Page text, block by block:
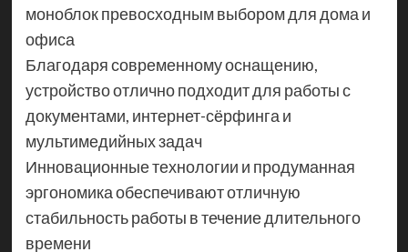
моноблок превосходным выбором для дома и
офиса
Благодаря современному оснащению,
устройство отлично подходит для работы с
документами, интернет-сёрфинга и
мультимедийных задач
Инновационные технологии и продуманная
эргономика обеспечивают отличную
стабильность работы в течение длительного
времени